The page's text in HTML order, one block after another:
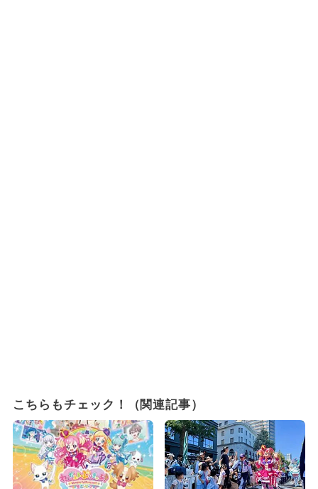
こちらもチェック！（関連記事）